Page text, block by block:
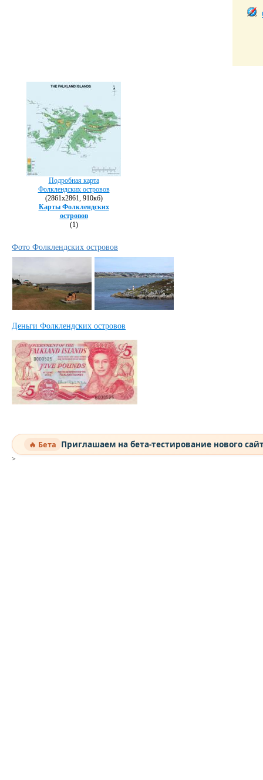
Подробная карта
Фолклендских островов
(2861х2861, 910кб)
Карты Фолклендских
островов
(1)
Фото Фолклендских островов
Деньги Фолклендских островов
🔥 Бета Приглашаем на бета-тестирование нового
>